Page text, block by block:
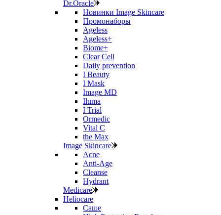
Dr.Oracle
Новинки Image Skincare
Промонаборы
Ageless
Ageless+
Biome+
Clear Cell
Daily prevention
I Beauty
I Mask
Image MD
Iluma
I Trial
Ormedic
Vital C
the Max
Image Skincare
Acne
Anti‑Age
Cleanse
Hydrant
Medicare
Heliocare
Саше